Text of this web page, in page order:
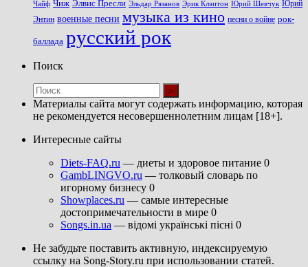
Чайф Чиж Элвис Пресли Эльдар Рязанов Эрик Клэптон Юрий Шевчук Юрий
Энтин военные песни музыка из кино песни о войне рок-
баллада русский рок
Поиск
Материалы сайта могут содержать информацию, которая
не рекомендуется несовершеннолетним лицам [18+].
Интересные сайты
Diets-FAQ.ru — диеты и здоровое питание 0
GambLINGVO.ru — толковый словарь по
игорному бизнесу 0
Showplaces.ru — самые интересные
достопримечательности в мире 0
Songs.in.ua — відомі українські пісні 0
Не забудьте поставить активную, индексируемую
ссылку на Song-Story.ru при использовании статей.